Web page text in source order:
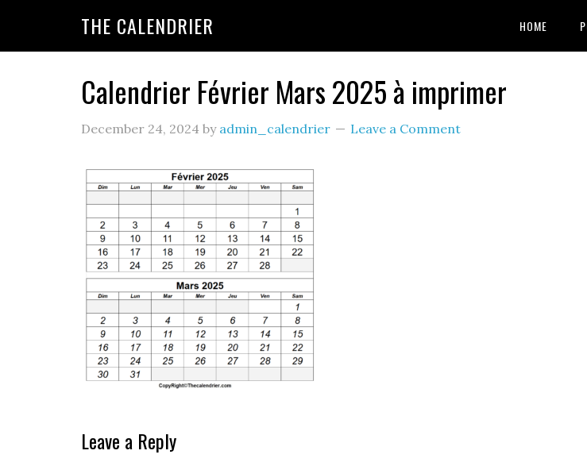
THE CALENDRIER HOME
Calendrier Février Mars 2025 à imprimer
December 24, 2024 by admin_calendrier Leave a Comment
Leave a Reply